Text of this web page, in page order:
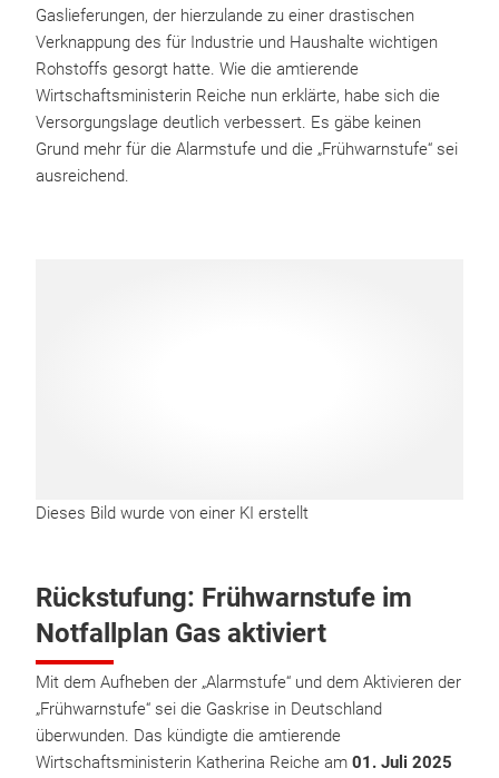
Gaslieferungen, der hierzulande zu einer drastischen
Verknappung des für Industrie und Haushalte wichtigen
Rohstoffs gesorgt hatte. Wie die amtierende
Wirtschaftsministerin Reiche nun erklärte, habe sich die
Versorgungslage deutlich verbessert. Es gäbe keinen
Grund mehr für die Alarmstufe und die „Frühwarnstufe“ sei
ausreichend.
Dieses Bild wurde von einer KI erstellt
Rückstufung: Frühwarnstufe im
Notfallplan Gas aktiviert
Mit dem Aufheben der „Alarmstufe“ und dem Aktivieren der
„Frühwarnstufe“ sei die Gaskrise in Deutschland
überwunden. Das kündigte die amtierende
Wirtschaftsministerin Katherina Reiche am 01. Juli 2025